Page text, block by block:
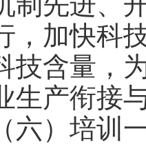
，加快科
技含量，
生产衔接
）培训一